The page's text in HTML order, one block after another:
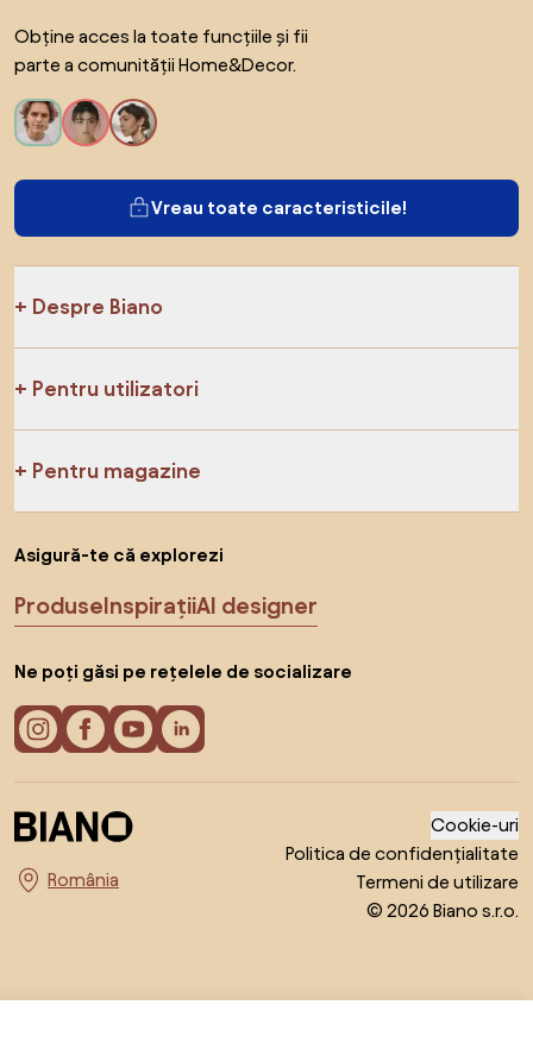
Obține acces la toate funcțiile și fii
parte a comunității Home&Decor.
Vreau toate caracteristicile!
Despre Biano
Pentru utilizatori
Pentru magazine
Asigură-te că explorezi
ProduseInspirațiiAI designer
Ne poți găsi pe rețelele de socializare
Alege țara
Cookie-uri
Politica de confidențialitate
Termeni de utilizare
© 2026 Biano s.r.o.